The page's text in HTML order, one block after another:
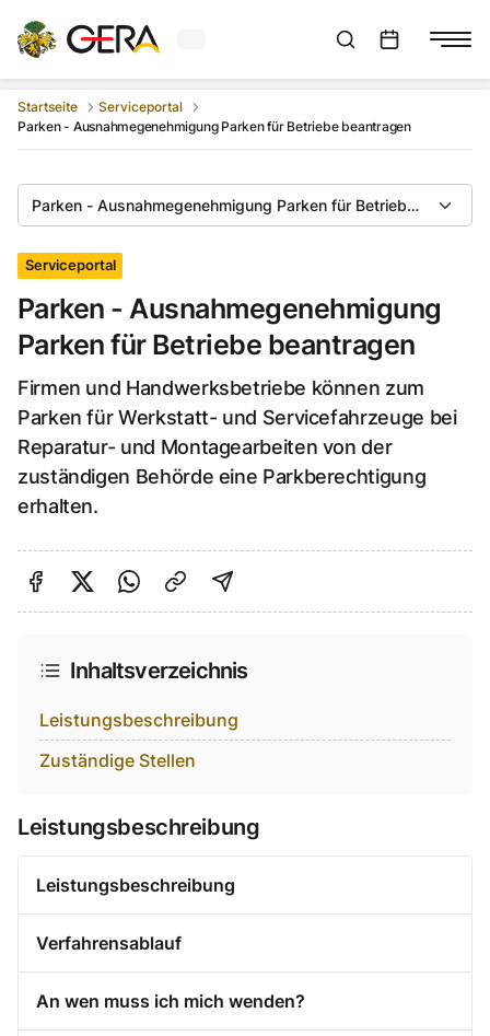
Aktuelles Wetter in GeraSuchleiste anzeigen
Startseite
Serviceportal
Parken - Ausnahmegenehmigung Parken für Betriebe beantragen
Parken - Ausnahmegenehmigung Parken für Betriebe
Serviceportal
Parken - Ausnahmegenehmigung
Parken für Betriebe beantragen
Firmen und Handwerksbetriebe können zum
Parken für Werkstatt- und Servicefahrzeuge bei
Reparatur- und Montagearbeiten von der
zuständigen Behörde eine Parkberechtigung
erhalten.
Auf Facebook teilen
Auf Twitter teilen
Per Link teilen
shareViaEmail
Inhaltsverzeichnis
Leistungsbeschreibung
Zuständige Stellen
Leistungsbeschreibung
Leistungsbeschreibung
Verfahrensablauf
An wen muss ich mich wenden?